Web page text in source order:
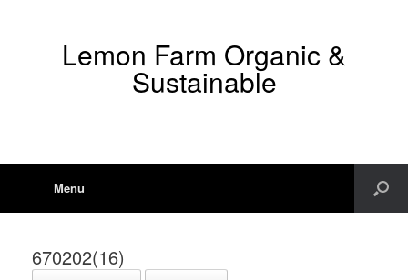
Lemon Farm Organic &
Sustainable
Menu
670202(16)